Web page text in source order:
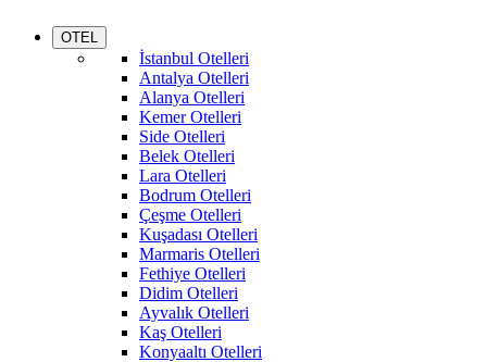
OTEL
İstanbul Otelleri
Antalya Otelleri
Alanya Otelleri
Kemer Otelleri
Side Otelleri
Belek Otelleri
Lara Otelleri
Bodrum Otelleri
Çeşme Otelleri
Kuşadası Otelleri
Marmaris Otelleri
Fethiye Otelleri
Didim Otelleri
Ayvalık Otelleri
Kaş Otelleri
Konyaaltı Otelleri